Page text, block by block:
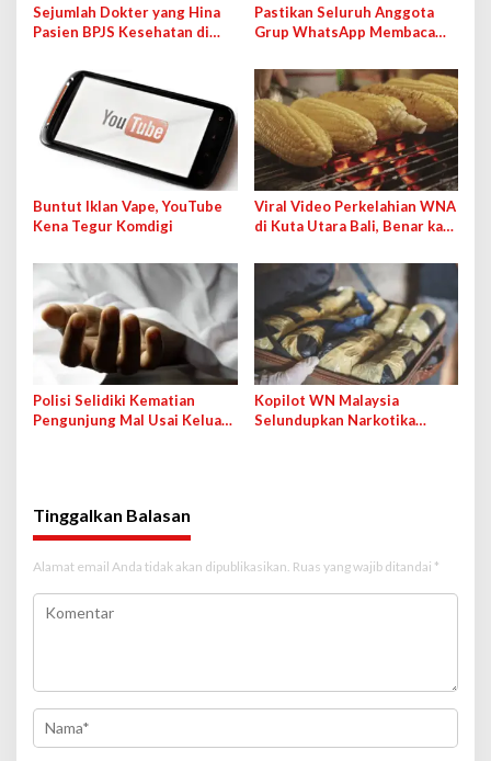
Sejumlah Dokter yang Hina
Pasien BPJS Kesehatan di
Pastikan Seluruh Anggota
Grup WhatsApp Membaca
Buntut Iklan Vape, YouTube
Kena Tegur Komdigi
Viral Video Perkelahian WNA
di Kuta Utara Bali, Benar kah
Polisi Selidiki Kematian
Pengunjung Mal Usai Keluar
Kopilot WN Malaysia
Selundupkan Narkotika
Tinggalkan Balasan
Alamat email Anda tidak akan dipublikasikan. Ruas yang wajib ditandai *